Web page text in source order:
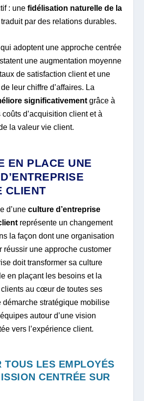
: unefidélisation naturelle de la
par des relations durables.
adoptent une approche centrée
une augmentation moyenne
de satisfaction client et une
leur chiffre d’affaires. La
significativement grâce à
coûts d’acquisition client et à
la valeur vie client.
EN PLACE UNE
CLIENT
d’uneculture d’entreprise
représente un changement
la façon dont une organisation
réussir une approche customer
doit transformer sa culture
en plaçant les besoins et la
au cœur de toutes ses
démarche stratégique mobilise
autour d’une vision
vers l’expérience client.
TOUS LES EMPLOYÉS
CENTRÉE SUR